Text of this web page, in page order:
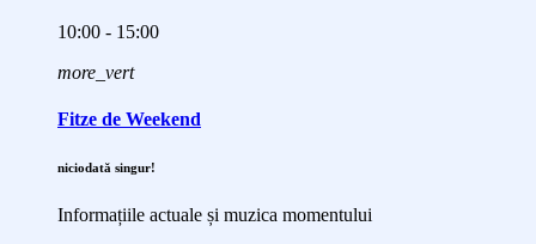
10:00 - 15:00
more_vert
Fitze de Weekend
niciodată singur!
Informațiile actuale și muzica momentului